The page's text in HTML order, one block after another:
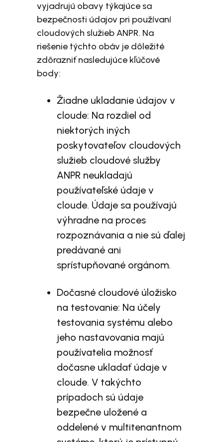
vyjadrujú obavy týkajúce sa
bezpečnosti údajov pri používaní
cloudových služieb ANPR. Na
riešenie týchto obáv je dôležité
zdôrazniť nasledujúce kľúčové
body:
Žiadne ukladanie údajov v
cloude: Na rozdiel od
niektorých iných
poskytovateľov cloudových
služieb cloudové služby
ANPR neukladajú
používateľské údaje v
cloude. Údaje sa používajú
výhradne na proces
rozpoznávania a nie sú ďalej
predávané ani
sprístupňované orgánom.
Dočasné cloudové úložisko
na testovanie: Na účely
testovania systému alebo
jeho nastavovania majú
používatelia možnosť
dočasne ukladať údaje v
cloude. V takýchto
prípadoch sú údaje
bezpečne uložené a
oddelené v multitenantnom